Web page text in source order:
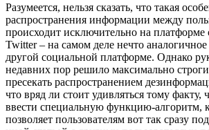
Разумеется, нельзя сказать, что такая
распространения информации между
происходит исключительно на платформе
Twitter – на самом деле нечто
другой социальной платформе. Однако
недавних пор решило максимально
пресекать распространением
что вряд ли стоит удивляться тому факту,
ввести специальную функцию-алгоритм,
позволяет пользователям вот так сразу